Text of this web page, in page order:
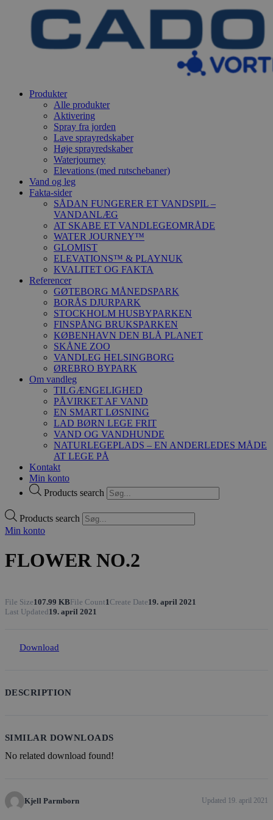
Produkter
Alle produkter
Aktivering
Spray fra jorden
Lave sprayredskaber
Høje sprayredskaber
Waterjourney
Elevations (med rutschebaner)
Vand og leg
Fakta-sider
SÅDAN FUNGERER ET VANDSPIL –
VANDANLÆG
AT SKABE ET VANDLEGEOMRÅDE
WATER JOURNEY™
GLOMIST
ELEVATIONS™ & PLAYNUK
KVALITET OG FAKTA
Referencer
GØTEBORG MÅNEDSPARK
BORÅS DJURPARK
STOCKHOLM HUSBYPARKEN
FINSPÅNG BRUKSPARKEN
KØBENHAVN DEN BLÅ PLANET
SKÅNE ZOO
VANDLEG HELSINGBORG
ØREBRO BYPARK
Om vandleg
TILGÆNGELIGHED
PÅVIRKET AF VAND
EN SMART LØSNING
LAD BØRN LEGE FRIT
VAND OG VANDHUNDE
NATURLEGEPLADS – EN ANDERLEDES MÅDE
AT LEGE PÅ
Kontakt
Min konto
Products search
Products search
Min konto
FLOWER NO.2
File Size107.99 KBFile Count1Create Date19. april 2021
Last Updated19. april 2021
Download
DESCRIPTION
SIMILAR DOWNLOADS
No related download found!
Kjell Parmborn Updated 19. april 2021